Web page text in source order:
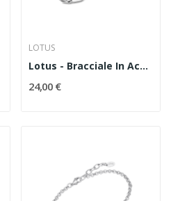
LOTUS
Lotus - Bracciale In Acciaio Codice LS2127/2/1
24,00 €